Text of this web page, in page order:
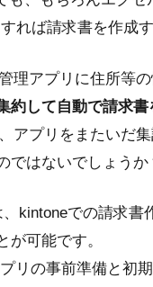
れば請求書を作成
理アプリに住所等
約して自動で請求書
アプリをまたい
ではないでしょうか
、kintoneでの請求書
が可能です。
リの事前準備と初